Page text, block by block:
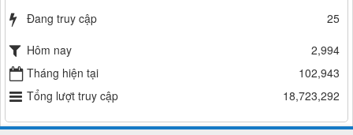
Đang truy cập
25
Hôm nay
2,994
Tháng hiện tại
102,943
Tổng lượt truy cập
18,723,292